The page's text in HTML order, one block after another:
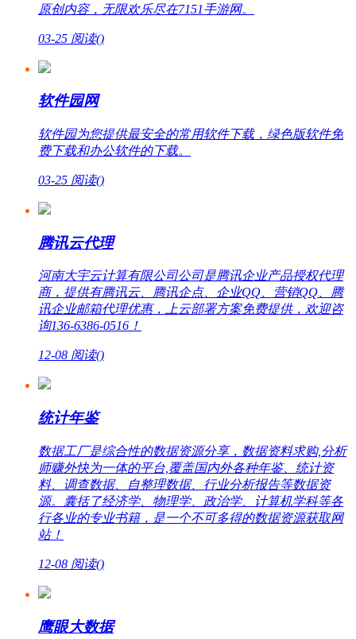
原创内容，无限欢乐尽在7151手游网。
03-25 阅读()
软件园网
软件园为您提供最安全的常用软件下载，绿色版软件免
费下载和办公软件的下载。
03-25 阅读()
腾讯云代理
河南大宇云计算有限公司公司是腾讯企业产品授权代理
商，提供有腾讯云、腾讯企点、企业QQ、营销QQ、腾
讯企业邮箱代理优惠，上云部署方案免费提供，欢迎咨
询136-6386-0516！
12-08 阅读()
统计年鉴
数据工厂是综合性的数据资源分享，数据资料求购,分析
师赚外快为一体的平台,覆盖国内外各种年鉴、统计资
料、调查数据、自整理数据、行业分析报告等数据资
源。囊括了经济学、物理学、政治学、计算机学科等各
行各业的专业书籍，是一个不可多得的数据资源获取网
站！
12-08 阅读()
鹰眼大数据